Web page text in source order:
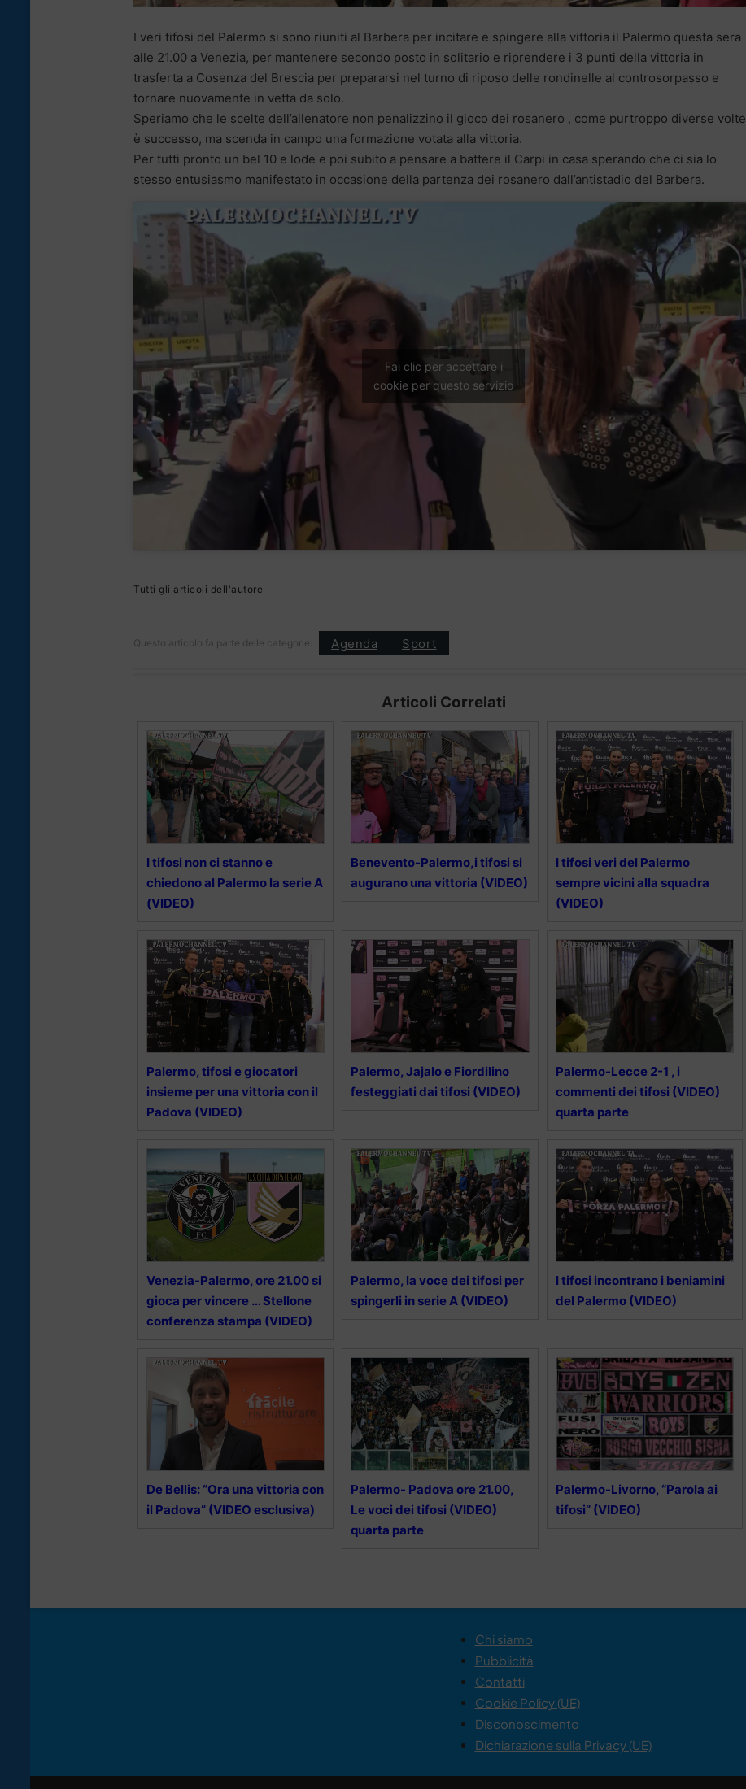
I veri tifosi del Palermo si sono riuniti al Barbera per incitare e spingere alla vittoria il Palermo questa sera
alle 21.00 a Venezia, per mantenere secondo posto in solitario e riprendere i 3 punti della vittoria in
trasferta a Cosenza del Brescia per prepararsi nel turno di riposo delle rondinelle al controsorpasso e
tornare nuovamente in vetta da solo.
Speriamo che le scelte dell’allenatore non penalizzino il gioco dei rosanero , come purtroppo diverse volte
è successo, ma scenda in campo una formazione votata alla vittoria.
Per tutti pronto un bel 10 e lode e poi subito a pensare a battere il Carpi in casa sperando che ci sia lo
stesso entusiasmo manifestato in occasione della partenza dei rosanero dall’antistadio del Barbera.
Fai clic per accettare i
cookie per questo servizio
Tutti gli articoli dell'autore
Questo articolo fa parte delle categorie: Agenda Sport
Articoli Correlati
I tifosi non ci stanno e
chiedono al Palermo la serie A
(VIDEO)
Benevento-Palermo,i tifosi si
augurano una vittoria (VIDEO)
I tifosi veri del Palermo
sempre vicini alla squadra
(VIDEO)
Palermo, tifosi e giocatori
insieme per una vittoria con il
Padova (VIDEO)
Palermo, Jajalo e Fiordilino
festeggiati dai tifosi (VIDEO)
Palermo-Lecce 2-1 , i
commenti dei tifosi (VIDEO)
quarta parte
Venezia-Palermo, ore 21.00 si
gioca per vincere … Stellone
conferenza stampa (VIDEO)
Palermo, la voce dei tifosi per
spingerli in serie A (VIDEO)
I tifosi incontrano i beniamini
del Palermo (VIDEO)
De Bellis: “Ora una vittoria con
il Padova” (VIDEO esclusiva)
Palermo- Padova ore 21.00,
Le voci dei tifosi (VIDEO)
quarta parte
Palermo-Livorno, “Parola ai
tifosi” (VIDEO)
Chi siamo
Pubblicità
Contatti
Cookie Policy (UE)
Disconoscimento
Dichiarazione sulla Privacy (UE)